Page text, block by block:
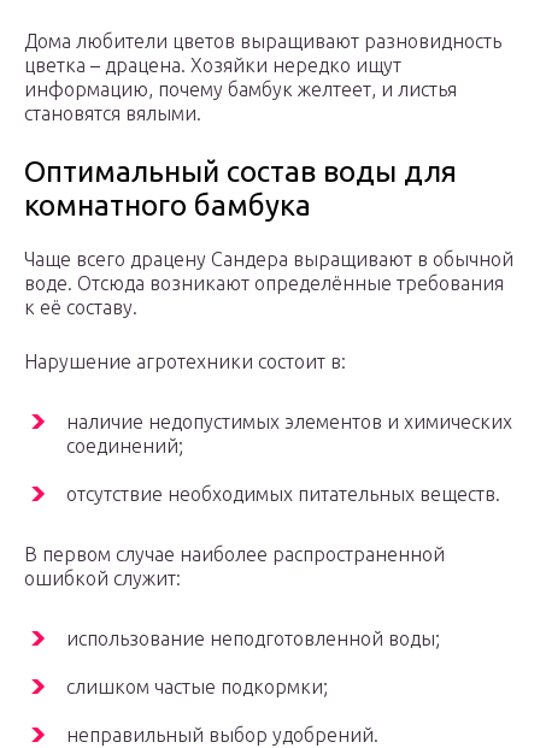
Дома любители цветов выращивают разновидность
цветка – драцена. Хозяйки нередко ищут
информацию, почему бамбук желтеет, и листья
становятся вялыми.
Оптимальный состав воды для
комнатного бамбука
Чаще всего драцену Сандера выращивают в обычной
воде. Отсюда возникают определённые требования
к её составу.
Нарушение агротехники состоит в:
наличие недопустимых элементов и химических
соединений;
отсутствие необходимых питательных веществ.
В первом случае наиболее распространенной
ошибкой служит:
использование неподготовленной воды;
слишком частые подкормки;
неправильный выбор удобрений.